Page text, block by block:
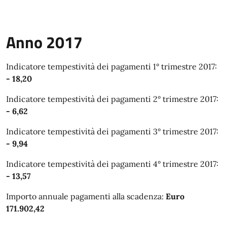
Anno 2017
Indicatore tempestività dei pagamenti 1° trimestre 2017:
- 18,20
Indicatore tempestività dei pagamenti 2° trimestre 2017:
- 6,62
Indicatore tempestività dei pagamenti 3° trimestre 2017:
- 9,94
Indicatore tempestività dei pagamenti 4° trimestre 2017:
- 13,57
Importo annuale pagamenti alla scadenza: Euro
171.902,42